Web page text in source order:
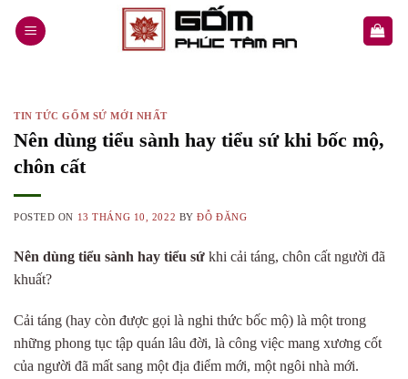
TIN TỨC GỐM SỨ MỚI NHẤT
Nên dùng tiểu sành hay tiểu sứ khi bốc mộ,
chôn cất
POSTED ON 13 THÁNG 10, 2022 BYĐỖ ĐĂNG
Nên dùng tiểu sành hay tiểu sứ khi cải táng, chôn cất người đã
khuất?
Cải táng (hay còn được gọi là nghi thức bốc mộ) là một trong
những phong tục tập quán lâu đời, là công việc mang xương cốt
của người đã mất sang một địa điểm mới, một ngôi nhà mới.